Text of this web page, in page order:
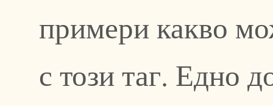
примери какво
с този таг. Едно